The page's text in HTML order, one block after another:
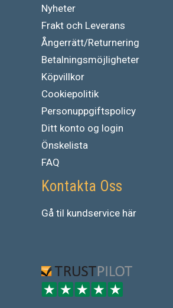
Nyheter
Frakt och Leverans
Ångerrätt/Returnering
Betalningsmöjligheter
Köpvillkor
Cookiepolitik
Personuppgiftspolicy
Ditt konto og login
Önskelista
FAQ
Kontakta Oss
Gå til kundservice här